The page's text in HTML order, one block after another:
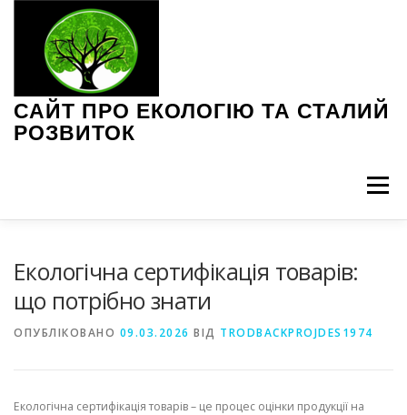
САЙТ ПРО ЕКОЛОГІЮ ТА СТАЛИЙ
РОЗВИТОК
Меню
Екологічна сертифікація товарів:
що потрібно знати
ОПУБЛІКОВАНО 09.03.2026 ВІД TRODBACKPROJDES1974
Екологічна сертифікація товарів – це процес оцінки продукції на